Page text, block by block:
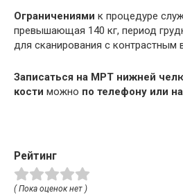
Ограничениями к процедуре
превышающая 140 кг, период
для сканирования с контрастным
Записаться на МРТ нижней
кости можно по телефону или
Рейтинг
( Пока оценок нет )